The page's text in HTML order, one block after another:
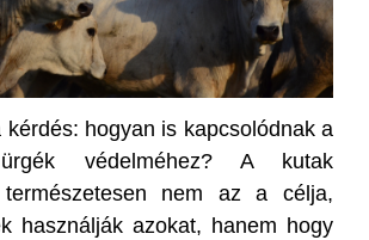
kérdés: hogyan is kapcsolódnak a
védelméhez? A kutak
természetesen nem az a célja,
használják azokat, hanem hogy